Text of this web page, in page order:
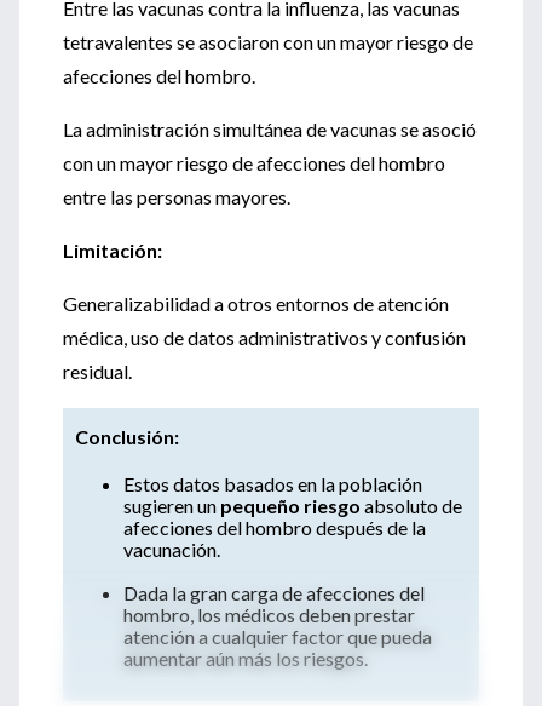
Entre las vacunas contra la influenza, las vacunas
tetravalentes se asociaron con un mayor riesgo de
afecciones del hombro.
La administración simultánea de vacunas se asoció
con un mayor riesgo de afecciones del hombro
entre las personas mayores.
Limitación:
Generalizabilidad a otros entornos de atención
médica, uso de datos administrativos y confusión
residual.
Conclusión:
Estos datos basados ​​en la población
sugieren un pequeño riesgo absoluto de
afecciones del hombro después de la
vacunación.
Dada la gran carga de afecciones del
hombro, los médicos deben prestar
atención a cualquier factor que pueda
aumentar aún más los riesgos.